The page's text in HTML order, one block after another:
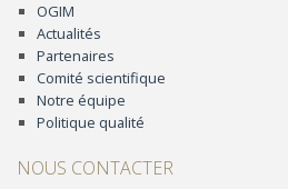
OGIM
Actualités
Partenaires
Comité scientifique
Notre équipe
Politique qualité
NOUS CONTACTER